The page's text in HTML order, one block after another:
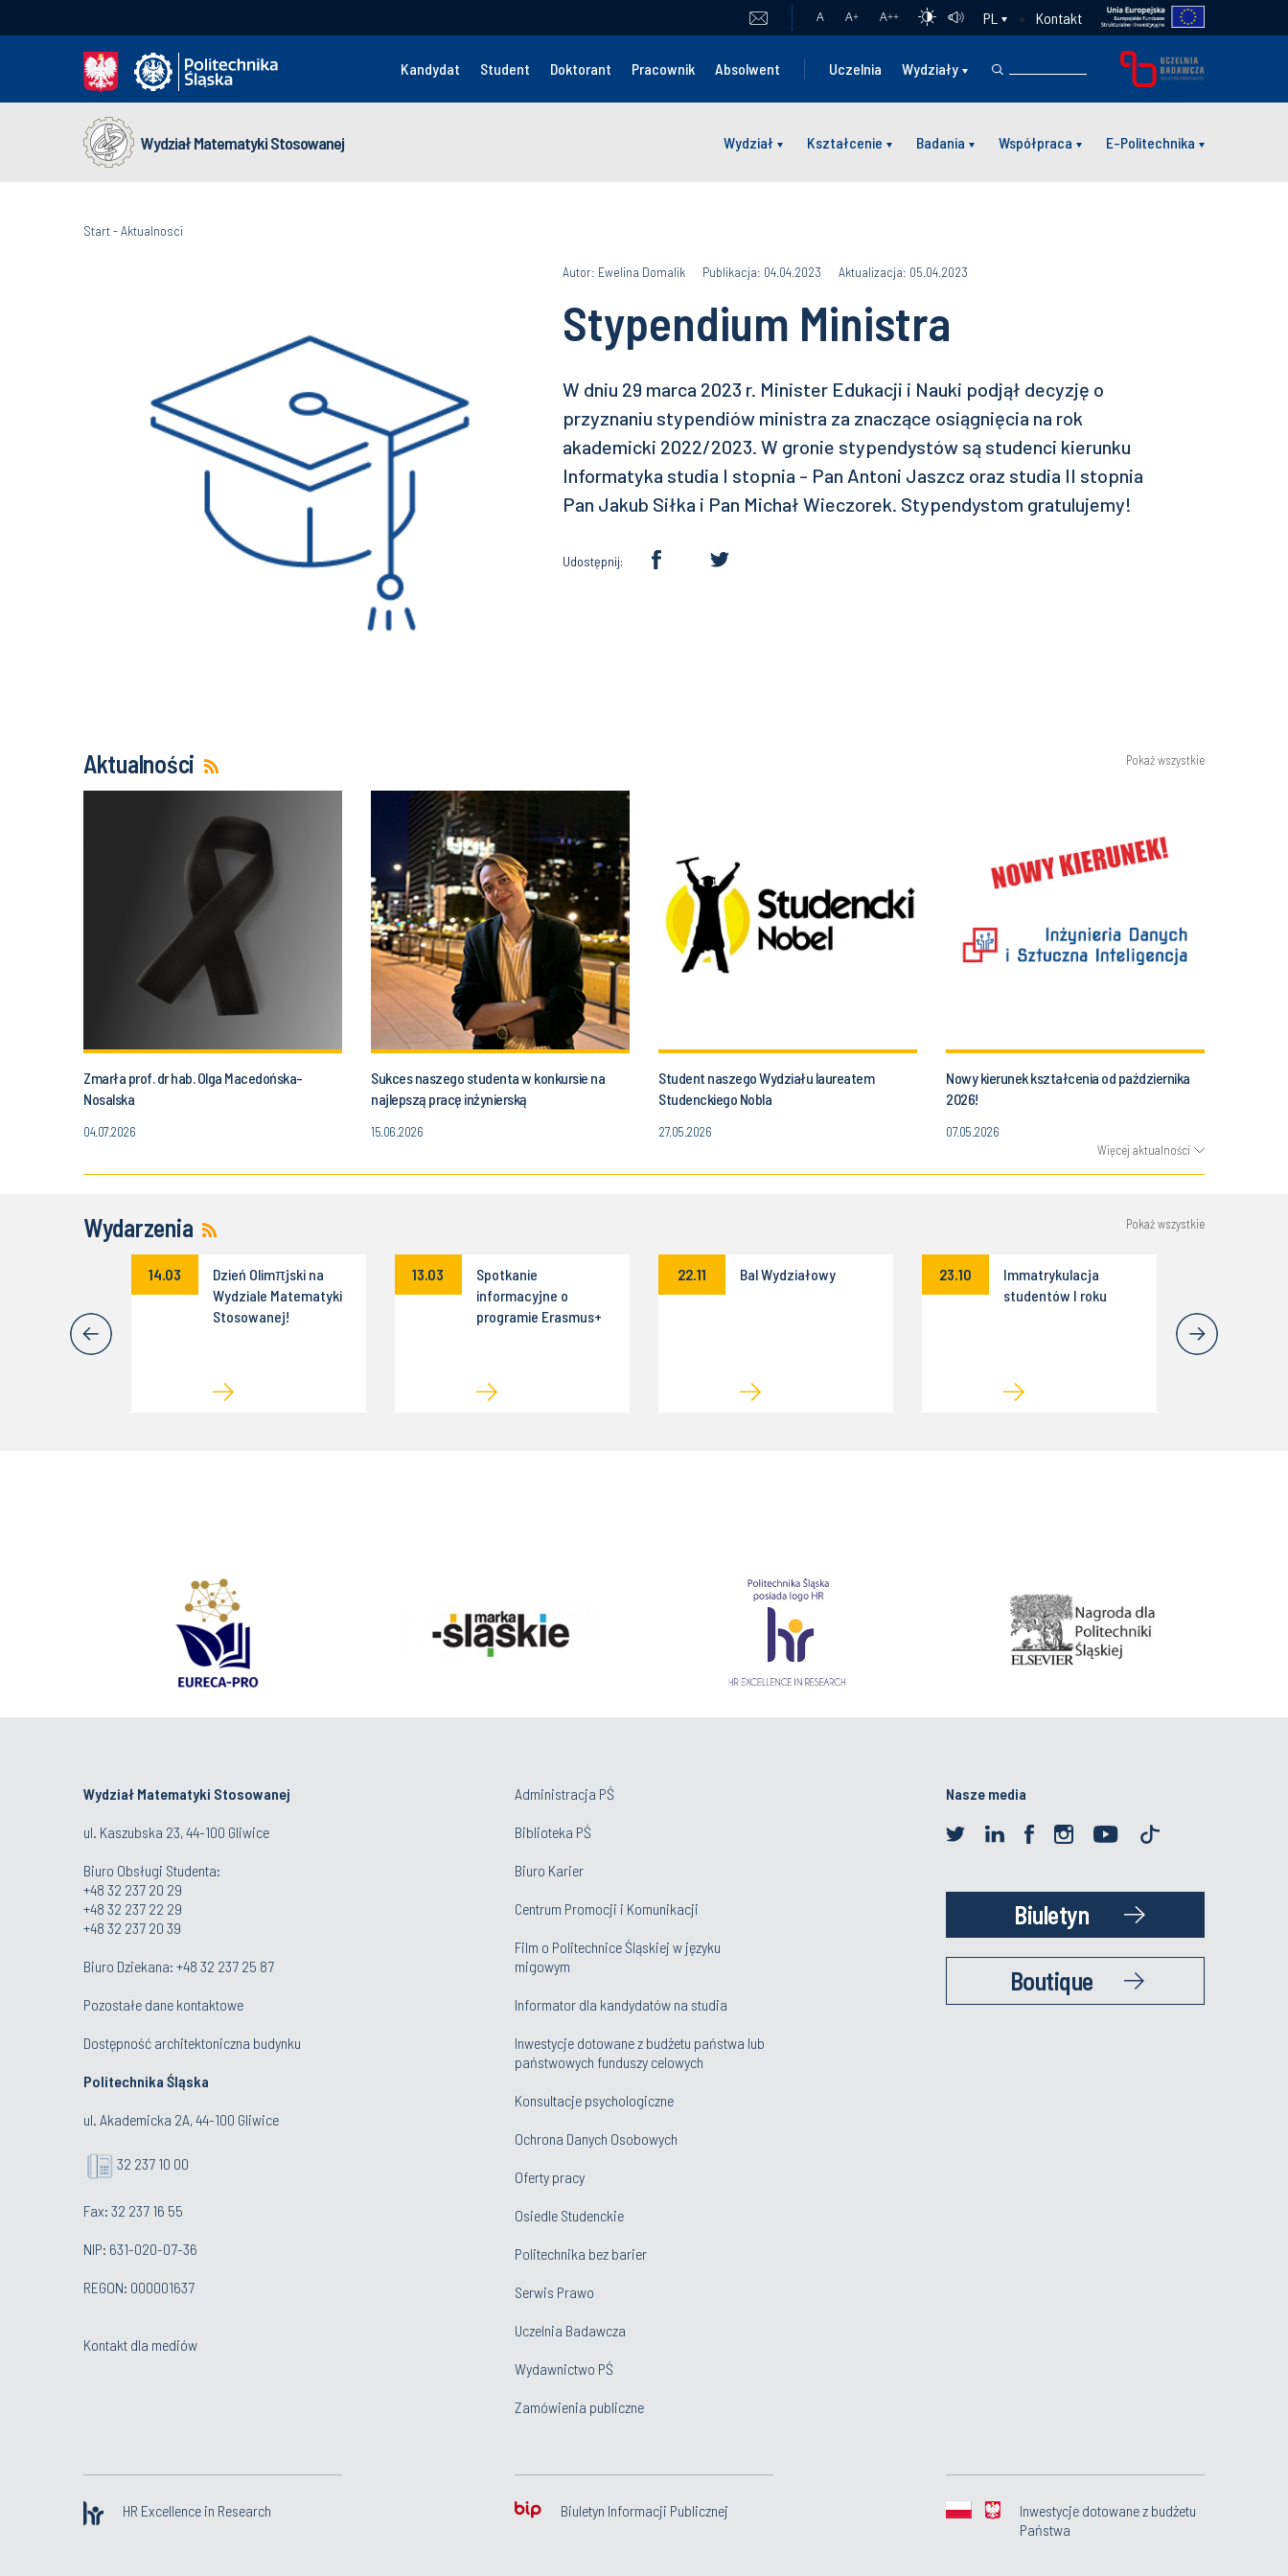
A A+ A++ PL Kontakt
Kandydat Student Doktorant Pracownik Absolwent Uczelnia Wydziały
Wydział Matematyki Stosowanej Wydział Kształcenie Badania Współpraca E-Politechnika
Start-Aktualnosci
Autor: Ewelina Domalik Publikacja: 04.04.2023 Aktualizacja: 05.04.2023
Stypendium Ministra
W dniu 29 marca 2023 r. Minister Edukacji i Nauki podjął decyzję o
przyznaniu stypendiów ministra za znaczące osiągnięcia na rok
akademicki 2022/2023. W gronie stypendystów są studenci kierunku
Informatyka studia I stopnia - Pan Antoni Jaszcz oraz studia II stopnia
Pan Jakub Siłka i Pan Michał Wieczorek. Stypendystom gratulujemy!
Udostępnij:
Aktualności Pokaż wszystkie
Zmarła prof. dr hab. Olga Macedońska-
Nosalska
04.07.2026
Sukces naszego studenta w konkursie na
najlepszą pracę inżynierską
15.06.2026
Student naszego Wydziału laureatem
Studenckiego Nobla
27.05.2026
Nowy kierunek kształcenia od października
2026!
07.05.2026
Więcej aktualności
Wydarzenia Pokaż wszystkie
14.03
Dzień Olimπjski na
Wydziale Matematyki
Stosowanej!
13.03
Spotkanie
informacyjne o
programie Erasmus+
22.11 Bal Wydziałowy 23.10
Immatrykulacja
studentów I roku
Wydział Matematyki Stosowanej
ul. Kaszubska 23, 44-100 Gliwice
Biuro Obsługi Studenta:
+48 32 237 20 29
+48 32 237 22 29
+48 32 237 20 39
Biuro Dziekana: +48 32 237 25 87
Pozostałe dane kontaktowe
Dostępność architektoniczna budynku
Politechnika Śląska
ul. Akademicka 2A, 44-100 Gliwice
32 237 10 00
Fax: 32 237 16 55
NIP: 631-020-07-36
REGON: 000001637
Kontakt dla mediów
Administracja PŚ
Biblioteka PŚ
Biuro Karier
Centrum Promocji i Komunikacji
Film o Politechnice Śląskiej w języku
migowym
Informator dla kandydatów na studia
Inwestycje dotowane z budżetu państwa lub
państwowych funduszy celowych
Konsultacje psychologiczne
Ochrona Danych Osobowych
Oferty pracy
Osiedle Studenckie
Politechnika bez barier
Serwis Prawo
Uczelnia Badawcza
Wydawnictwo PŚ
Zamówienia publiczne
Nasze media
Biuletyn
Boutique
HR Excellence in Research Biuletyn Informacji Publicznej
Inwestycje dotowane z budżetu
Państwa